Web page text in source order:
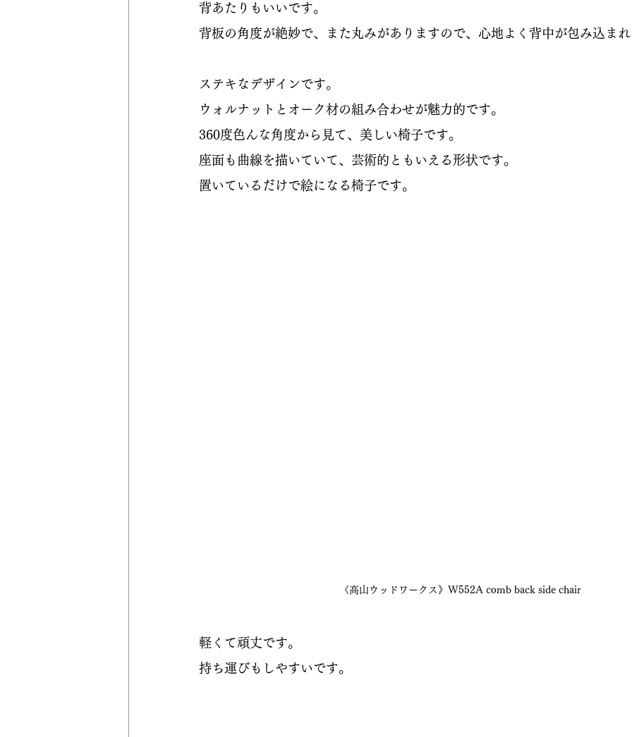
背あたりもいいです。
背板の角度が絶妙で、また丸みがありますので、心地よく背中が包み込ま
ステキなデザインです。
ウォルナットとオーク材の組み合わせが魅力的です。
360度色んな角度から見て、美しい椅子です。
座面も曲線を描いていて、芸術的ともいえる形状です。
置いているだけで絵になる椅子です。
《高山ウッドワークス》W552A comb back side chair
軽くて頑丈です。
持ち運びもしやすいです。